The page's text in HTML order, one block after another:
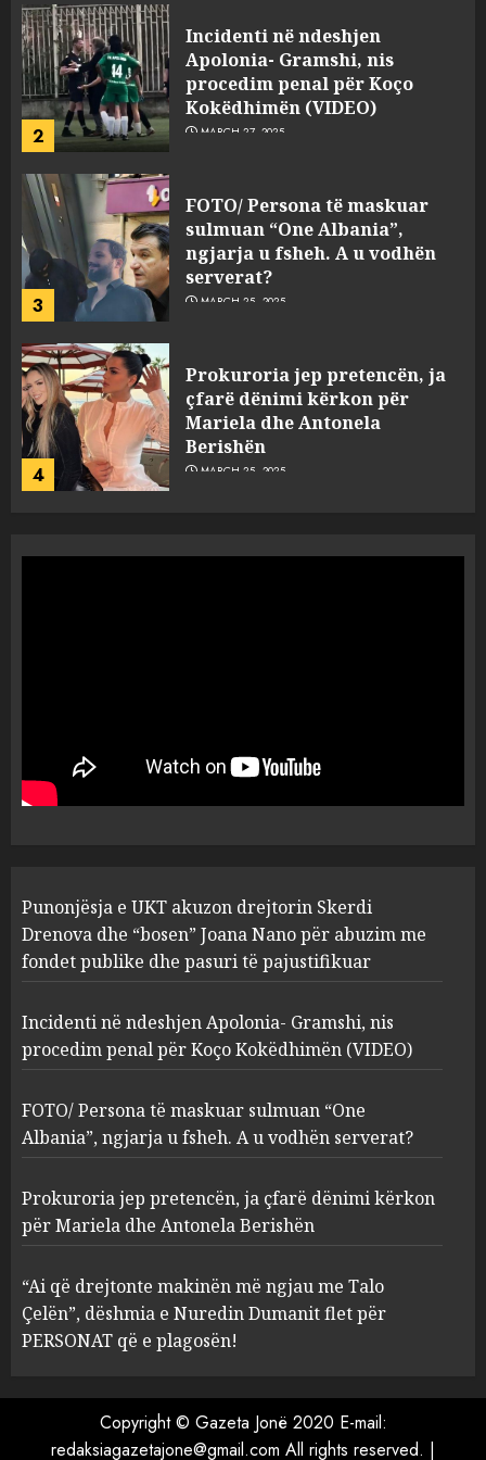
2
Incidenti në ndeshjen
Apolonia- Gramshi, nis
procedim penal për Koço
Kokëdhimën (VIDEO)
MARCH 27, 2025
3
FOTO/ Persona të maskuar
sulmuan “One Albania”,
ngjarja u fsheh. A u vodhën
serverat?
MARCH 25, 2025
4
Prokuroria jep pretencën, ja
çfarë dënimi kërkon për
Mariela dhe Antonela
Berishën
MARCH 25, 2025
1
“bosen” Joana Nano për
abuzim me fondet publike dhe
pasuri të pajustifikuar
2
Apolonia- Gramshi, nis
procedim penal për Koço
Kokëdhimën (VIDEO)
MARCH 27, 2025
3
FOTO/ Persona të maskuar
sulmuan “One Albania”,
ngjarja u fsheh. A u vodhën
serverat?
MARCH 25, 2025
4
Prokuroria jep pretencën, ja
çfarë dënimi kërkon për
Berishën
MARCH 25, 2025
ngjau me Talo Çelën”,
dëshmia e Nuredin Dumanit
Punonjësja e UKT akuzon drejtorin Skerdi
Drenova dhe “bosen” Joana Nano për abuzim me
fondet publike dhe pasuri të pajustifikuar
Incidenti në ndeshjen Apolonia- Gramshi, nis
procedim penal për Koço Kokëdhimën (VIDEO)
FOTO/ Persona të maskuar sulmuan “One
Albania”, ngjarja u fsheh. A u vodhën serverat?
Prokuroria jep pretencën, ja çfarë dënimi kërkon
për Mariela dhe Antonela Berishën
“Ai që drejtonte makinën më ngjau me Talo
Çelën”, dëshmia e Nuredin Dumanit flet për
PERSONAT që e plagosën!
Copyright © Gazeta Jonë 2020 E-mail:
redaksiagazetajone@gmail.com All rights reserved. |